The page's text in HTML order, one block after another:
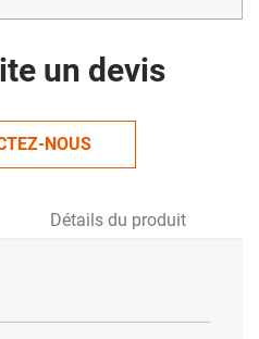
un devis
NOUS
Détails du produit